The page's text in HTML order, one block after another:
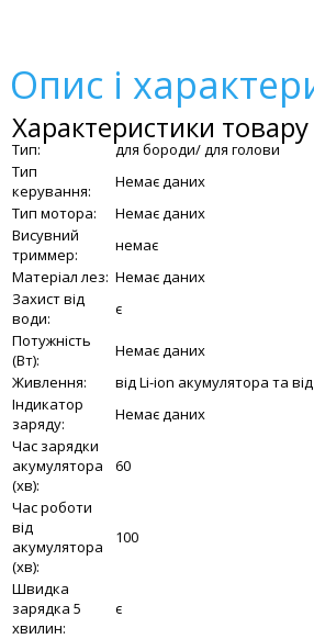
Опис і
Характеристики товару
Тип:
для бороди/ для голови
Тип
керування:
Немає даних
Тип мотора:
Немає даних
Висувний
триммер:
немає
Матеріал лез: Немає даних
Захист від
води:
є
Потужність
(Вт):
Немає даних
Живлення:
від Li-ion акумулятора та
Індикатор
заряду:
Немає даних
Час зарядки
акумулятора
(хв):
60
Час роботи
від
акумулятора
(хв):
100
Швидка
зарядка 5
хвилин:
є